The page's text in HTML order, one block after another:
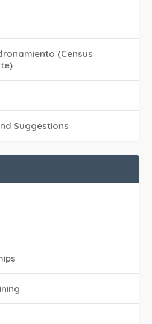
(Census
Suggestions